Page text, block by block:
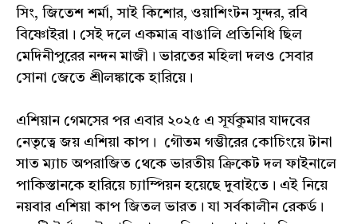
সিং, জিতেশ শর্মা, সাই কিশোর, ওয়াশিংটন সুন্দর, রবি
বিষ্ণোইরা। সেই দলে একমাত্র বাঙালি প্রতিনিধি ছিল
মেদিনীপুরের নন্দন মাজী। ভারতের মহিলা দলও সেবার
সোনা জেতে শ্রীলঙ্কাকে হারিয়ে।
এশিয়ান গেমসের পর এবার ২০২৫ এ সূর্যকুমার যাদবের
নেতৃত্বে জয় এশিয়া কাপ। গৌতম গম্ভীরের কোচিংয়ে টানা
সাত ম্যাচ অপরাজিত থেকে ভারতীয় ক্রিকেট দল ফাইনালে
পাকিস্তানকে হারিয়ে চ্যাম্পিয়ন হয়েছে দুবাইতে। এই নিয়ে
নয়বার এশিয়া কাপ জিতল ভারত। যা সর্বকালীন রেকর্ড।